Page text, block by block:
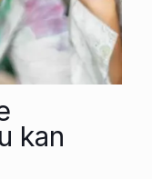
kan